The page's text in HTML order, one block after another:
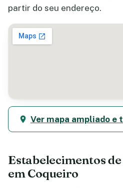
partir do seu endereço.
Ver mapa ampliado e
Estabelecimentos
em Coqueiro